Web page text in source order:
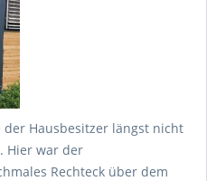
Hausbesitzer längst nicht
Hier war der
Rechteck über dem